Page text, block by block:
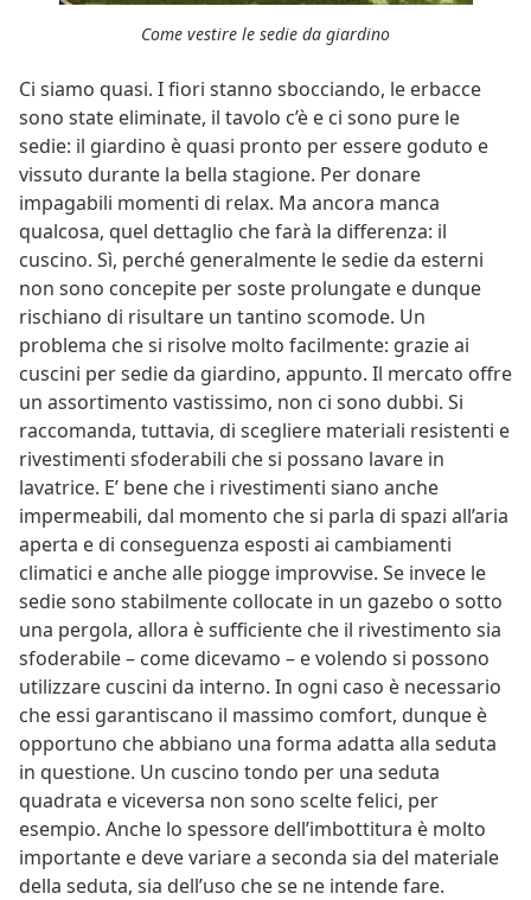
Come vestire le sedie da giardino
Ci siamo quasi. I fiori stanno sbocciando, le erbacce
sono state eliminate, il tavolo c’è e ci sono pure le
sedie: il giardino è quasi pronto per essere goduto e
vissuto durante la bella stagione. Per donare
impagabili momenti di relax. Ma ancora manca
qualcosa, quel dettaglio che farà la differenza: il
cuscino. Sì, perché generalmente le sedie da esterni
non sono concepite per soste prolungate e dunque
rischiano di risultare un tantino scomode. Un
problema che si risolve molto facilmente: grazie ai
cuscini per sedie da giardino, appunto. Il mercato offre
un assortimento vastissimo, non ci sono dubbi. Si
raccomanda, tuttavia, di scegliere materiali resistenti e
rivestimenti sfoderabili che si possano lavare in
lavatrice. E’ bene che i rivestimenti siano anche
impermeabili, dal momento che si parla di spazi all’aria
aperta e di conseguenza esposti ai cambiamenti
climatici e anche alle piogge improvvise. Se invece le
sedie sono stabilmente collocate in un gazebo o sotto
una pergola, allora è sufficiente che il rivestimento sia
sfoderabile – come dicevamo – e volendo si possono
utilizzare cuscini da interno. In ogni caso è necessario
che essi garantiscano il massimo comfort, dunque è
opportuno che abbiano una forma adatta alla seduta
in questione. Un cuscino tondo per una seduta
quadrata e viceversa non sono scelte felici, per
esempio. Anche lo spessore dell’imbottitura è molto
importante e deve variare a seconda sia del materiale
della seduta, sia dell’uso che se ne intende fare.